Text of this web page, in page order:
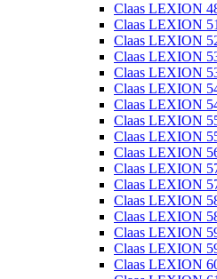
Claas LEXION
Claas LEXION
Claas LEXION
Claas LEXION
Claas LEXION
Claas LEXION
Claas LEXION
Claas LEXION
Claas LEXION
Claas LEXION
Claas LEXION
Claas LEXION
Claas LEXION
Claas LEXION
Claas LEXION
Claas LEXION
Claas LEXION